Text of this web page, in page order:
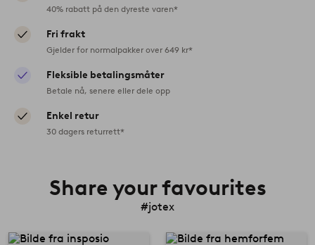
40% rabatt på den dyreste varen*
Fri frakt
Gjelder for normalpakker over 649 kr*
Fleksible betalingsmåter
Betale nå, senere eller dele opp
Enkel retur
30 dagers returrett*
Share your favourites
#jotex